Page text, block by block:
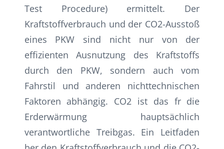
Test Procedure) ermittelt. Der
Kraftstoffverbrauch und der CO2-Ausstoß
eines PKW sind nicht nur von der
effizienten Ausnutzung des Kraftstoffs
durch den PKW, sondern auch vom
Fahrstil und anderen nichttechnischen
Faktoren abhängig. CO2 ist das fr die
Erderwärmung hauptsächlich
verantwortliche Treibgas. Ein Leitfaden